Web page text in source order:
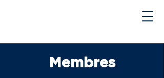
Membres